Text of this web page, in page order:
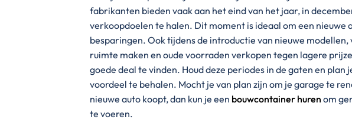
fabrikanten bieden vaak aan het eind van het jaar, in
verkoopdoelen te halen. Dit moment is ideaal om een nieuwe
besparingen. Ook tijdens de introductie van nieuwe
ruimte maken en oude voorraden verkopen tegen lagere
goede deal te vinden. Houd deze periodes in de gaten en
voordeel te behalen. Mocht je van plan zijn om je garage te
nieuwe auto koopt, dan kun je een bouwcontainer huren om
te voeren.